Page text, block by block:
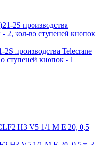
производства Telecrane
ступеней кнопок - 1